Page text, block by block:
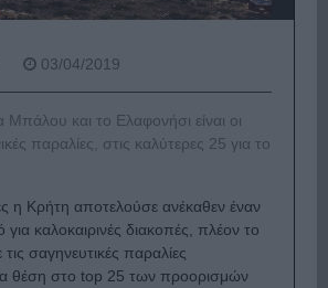
03/04/2019
και το Ελαφονήσι είναι οι
παραλίες, στις καλύτερες 25 για το
η Κρήτη αποτελούσε ανέκαθεν έναν
καλοκαιρινές διακοπές, πλέον το
τις σαγηνευτικές παραλίες
θέση στο top 25 των προορισμών